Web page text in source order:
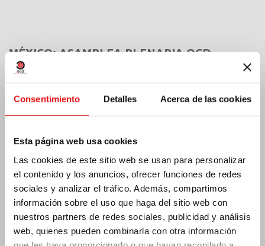
Consentimiento Detalles Acerca de las cookies
Esta página web usa cookies
Las cookies de este sitio web se usan para personalizar
el contenido y los anuncios, ofrecer funciones de redes
sociales y analizar el tráfico. Además, compartimos
información sobre el uso que haga del sitio web con
nuestros partners de redes sociales, publicidad y análisis
web, quienes pueden combinarla con otra información
MÉXICO: ASAMBLEA PLENARIA OCD